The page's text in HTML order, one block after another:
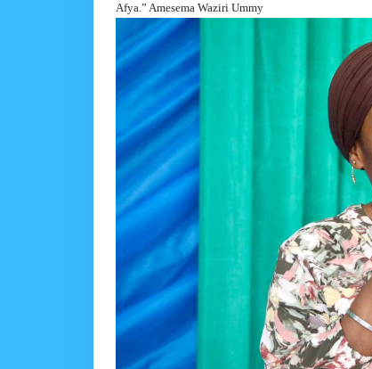
Afya.” Amesema Waziri Ummy